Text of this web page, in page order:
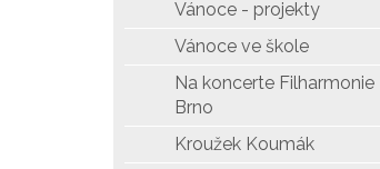
Vánoce - projekty
Vánoce ve škole
Na koncerte Filharmonie
Brno
Kroužek Koumák